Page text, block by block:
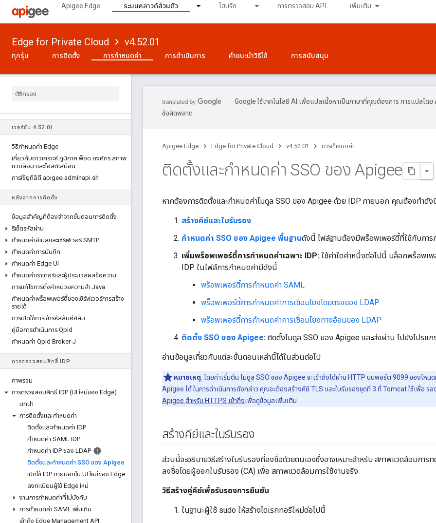
Apigee Edge ระบบคลาวด์ส่วนตัว ไฮบริด การตรวจสอบ API เพิ่มเติม
Edge for Private Cloud v4.52.01
ทุกรุ่น การติดตั้ง การกำหนดค่า การดำเนินการ คำแนะนำวิธีใช้ การสนับสนุน
เวอร์ชัน 4. 52.01
วิธีกําหนดค่า Edge
เกี่ยวกับดาวเคราะห์ ภูมิภาค พ็อด องค์กร สภาพ
แวดล้อม และโฮสต์เสมือน
การใช้ยูทิลิตี apigee-adminapi.sh
หลังจากการติดตั้ง
ข้อมูลสําคัญที่ต้องจําจากขั้นตอนการติดตั้ง
รีเซ็ตรหัสผ่าน
กําหนดค่าอีเมลและเซิร์ฟเวอร์ SMTP
กําหนดค่าการบันทึก
กําหนดค่า Edge UI
กําหนดค่าเราเตอร์และผู้ประมวลผลข้อความ
การแก้ไขการตั้งค่าหน่วยความจํา Java
กําหนดค่าพร็อพเพอร์ตี้ของเซิร์ฟเวอร์การสร้าง
รายได้
การเปิดใช้การเข้ารหัสลับคีย์ลับ
คู่มือการดำเนินการ Qpid
กำหนดค่า Qpid Broker-J
การตรวจสอบสิทธิ์ IDP
ภาพรวม
การตรวจสอบสิทธิ์ IDP (UI ใหม่ของ Edge)
บทนำ
การติดตั้งและกําหนดค่า
ติดตั้งและกําหนดค่า IDP
กําหนดค่า SAML IDP
กําหนดค่า IDP ของ LDAP
ติดตั้งและกําหนดค่า SSO ของ Apigee
เปิดใช้ IDP ภายนอกใน UI ใหม่ของ Edge
ลงทะเบียนผู้ใช้ Edge ใหม่
งานการกําหนดค่าที่ไม่บังคับ
การกําหนดค่า SAML เพิ่มเติม
เข้าถึง Edge Management API
Google ใช้เทคโนโลยี AI เพื่อแปลเนื้อหาเป็นภาษาที่คุณต้องการ การแปลโดย
ข้อผิดพลาด
Apigee Edge Edge for Private Cloud v4.52.01 การกำหนดค่า
ติดตั้งและกําหนดค่า SSO ของ Apigee
หากต้องการติดตั้งและกำหนดค่าโมดูล SSO ของ Apigee ด้วย IDP ภายนอก คุณต้องทำดัง
สร้างคีย์และใบรับรอง
กำหนดค่า SSO ของ Apigee พื้นฐานดังนี้ ไฟล์ฐานต้องมีพร็อพเพอร์ตี้ที่ใช้กับการ
เพิ่มพร็อพเพอร์ตี้การกำหนดค่าเฉพาะ IDP: ใช้ค่าใดค่าหนึ่งต่อไปนี้ บล็อกพร็อพเพ
IDP ในไฟล์การกำหนดค่ามีดังนี้
พร็อพเพอร์ตี้การกำหนดค่า SAML
พร็อพเพอร์ตี้การกำหนดค่าการเชื่อมโยงโดยตรงของ LDAP
พร็อพเพอร์ตี้การกำหนดค่าการเชื่อมโยงทางอ้อมของ LDAP
ติดตั้ง SSO ของ Apigee: ติดตั้งโมดูล SSO ของ Apigee และส่งผ่าน ไปยังโปรแ
อ่านข้อมูลเกี่ยวกับแต่ละขั้นตอนเหล่านี้ได้ในส่วนต่อไป
หมายเหตุ: โดยค่าเริ่มต้น โมดูล SSO ของ Apigee จะเข้าถึงได้ผ่าน HTTP บนพอร์ต 9099 ของโหน
Apigee ได้ ในการดำเนินการดังกล่าว คุณจะต้องสร้างคีย์ TLS และใบรับรองชุดที่ 3 ที่ Tomcat ใช้เพื่อ รอ
Apigee สำหรับ HTTPS เข้าถึงเพื่อดูข้อมูลเพิ่มเติม
สร้างคีย์และใบรับรอง
ส่วนนี้จะอธิบายวิธีสร้างใบรับรองที่ลงชื่อด้วยตนเองซึ่งอาจเหมาะสำหรับ สภาพแวดล้อมกา
ลงชื่อโดยผู้ออกใบรับรอง (CA) เพื่อ สภาพแวดล้อมการใช้งานจริง
วิธีสร้างคู่คีย์เพื่อรับรองการยืนยัน
ในฐานะผู้ใช้ sudo ให้สร้างไดเรกทอรีใหม่ต่อไปนี้